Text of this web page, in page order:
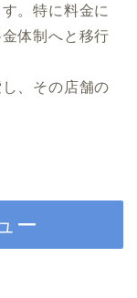
。特に料金に
体制へと移行
、その店舗の
ー